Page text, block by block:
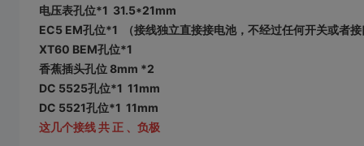
电压表孔位*1 31.5*21mm
EC5 EM孔位*1 （接线独立直接接电池，不经过任何开关或者
XT60 BEM孔位*1
香蕉插头孔位 8mm *2
DC 5525孔位*1 11mm
DC 5521孔位*1 11mm
这几个接线 共 正 、负极